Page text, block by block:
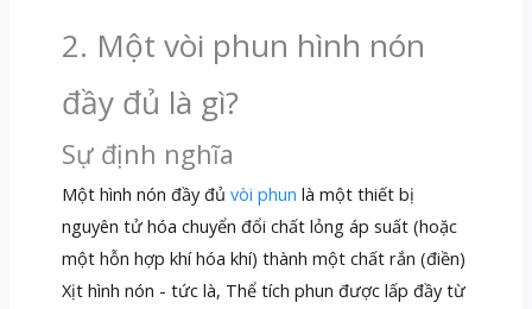
2. Một vòi phun hình nón
đầy đủ là gì?
Sự định nghĩa
Một hình nón đầy đủ vòi phun là một thiết bị
nguyên tử hóa chuyển đổi chất lỏng áp suất (hoặc
một hỗn hợp khí hóa khí) thành một chất rắn (điền)
Xịt hình nón - tức là, Thể tích phun được lấp đầy từ